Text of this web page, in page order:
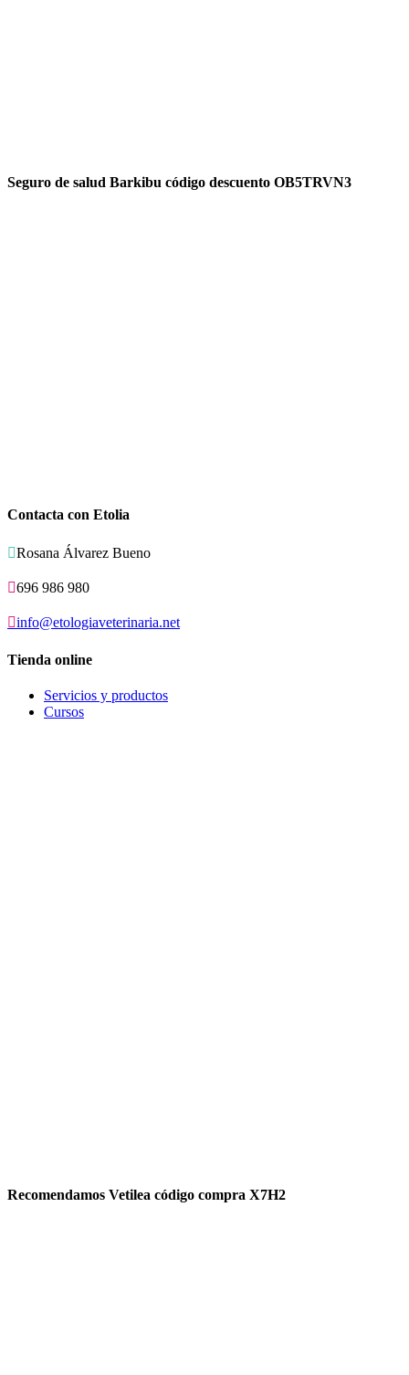
Seguro de salud Barkibu código descuento OB5TRVN3
Contacta con Etolia
Rosana Álvarez Bueno
696 986 980
info@etologiaveterinaria.net
Tienda online
Servicios y productos
Cursos
Recomendamos Vetilea código compra X7H2